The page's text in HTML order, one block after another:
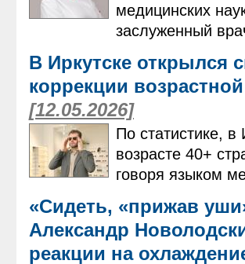
медицинских
заслуженный
В Иркутске открылся
коррекции
[12.05.2026]
По статистике, в
возрасте 40+
говоря языком
«Сидеть, «прижав
Александр
реакции на